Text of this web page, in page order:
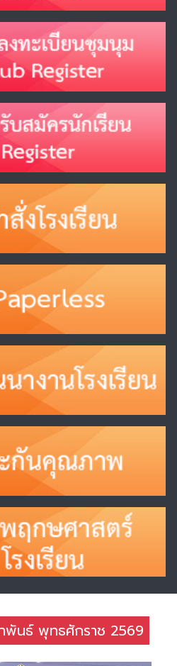
พันธ์ พุทธศักราช 2569